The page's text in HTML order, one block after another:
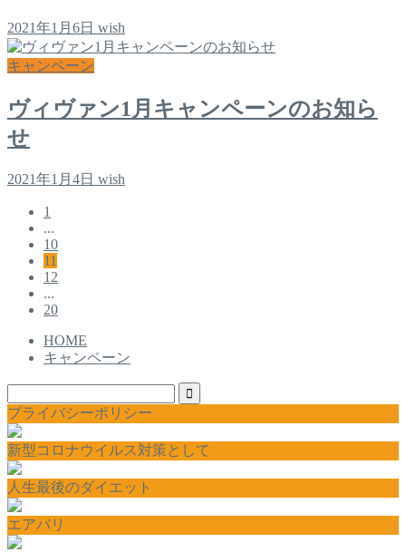
2021年1月6日 wish
キャンペーン
ヴィヴァン1月キャンペーンのお知ら
せ
2021年1月4日 wish
1
...
10
11
12
...
20
HOME
キャンペーン
プライバシーポリシー
新型コロナウイルス対策として
人生最後のダイエット
エアバリ